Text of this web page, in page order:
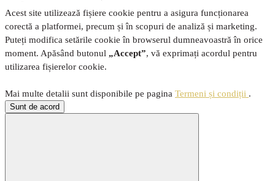
Acest site utilizează fișiere cookie pentru a asigura funcționarea
corectă a platformei, precum și în scopuri de analiză și marketing.
Puteți modifica setările cookie în browserul dumneavoastră în orice
moment. Apăsând butonul „Accept”, vă exprimați acordul pentru
utilizarea fișierelor cookie.
Mai multe detalii sunt disponibile pe pagina Termeni și condiții .
Sunt de acord